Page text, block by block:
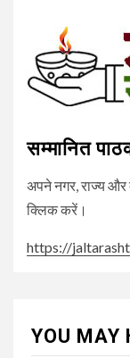
सम्मानित
अपने नगर, राज्य और
क्लिक करें।
https://
YOU MAY